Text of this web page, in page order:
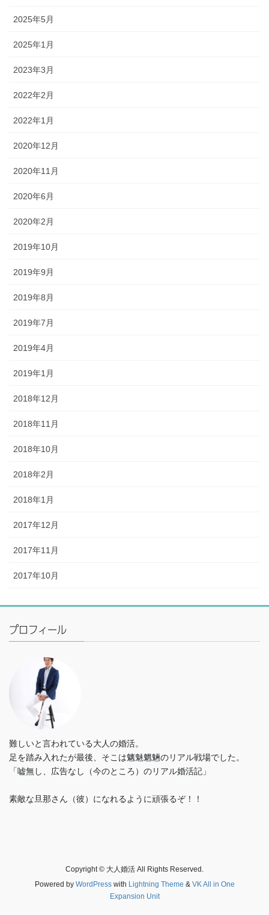
2025年5月
2025年1月
2023年3月
2022年2月
2022年1月
2020年12月
2020年11月
2020年6月
2020年2月
2019年10月
2019年9月
2019年8月
2019年7月
2019年4月
2019年1月
2018年12月
2018年11月
2018年10月
2018年2月
2018年1月
2017年12月
2017年11月
2017年10月
プロフィール
難しいと言われている大人の婚活。
足を踏み入れたが最後、そこは魑魅魍魎のリアル戦場でした。
「嘘無し、広告なし（今のところ）のリアル婚活記」
素敵な旦那さん（彼）になれるように頑張るぞ！！
Copyright © 大人婚活 All Rights Reserved.
Powered by WordPresswith Lightning Theme & VK All in One
Expansion Unit